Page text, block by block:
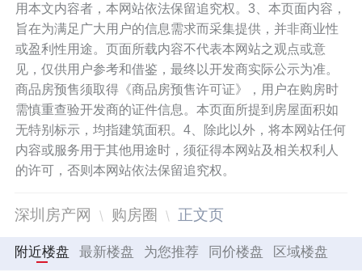
活配套区。
若您需要其他帮助请至楼盘详情页查看，
或拨打项目电话进行了解。
用本文内容者，本网站依法保留追究权。3、本页面内容，
旨在为满足广大用户的信息需求而采集提供，并非商业性
或盈利性用途。页面所载内容不代表本网站之观点或意
见，仅供用户参考和借鉴，最终以开发商实际公示为准。
商品房预售须取得《商品房预售许可证》，用户在购房时
需慎重查验开发商的证件信息。本页面所提到房屋面积如
无特别标示，均指建筑面积。4、除此以外，将本网站任何
内容或服务用于其他用途时，须征得本网站及相关权利人
的许可，否则本网站依法保留追究权。
深圳房产网 购房圈 正文页
附近楼盘 最新楼盘 为您推荐 同价楼盘 区域楼盘